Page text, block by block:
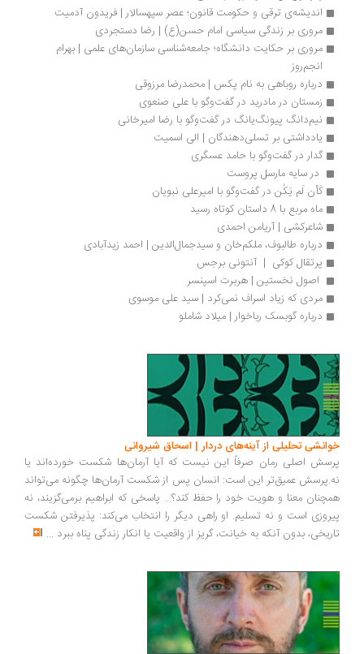
اندیشه‌ی ترقی و حکومت قانون؛ عصر سپهسالار | فریدون آدمیت
مروری بر زندگی سیاسی امام حسن(ع) | رضا دستجردی
مروری بر حکایت دانشگاه؛ جامعه‌شناسی سازمان‌های علمی | بهرام
درباره روباهی به نام پکس | محمدرضا مرزوقی
زمستان در مادرید در گفت‌وگو با علی صنعوی
نیم‌دانگ پیونگ‌یانگ در گفت‌وگو با رضا امیرخانی
یادداشتی بر تسلی‌دهندگان | الی اسمیت
گدار در گفت‌وگو با حامد عسگری
در سایه مارسل پروست
کَأن لَم یَکُن در گفت‌وگو با امیرعلی نبویان
ماه مربع با 8 داستان کوتاه رسید
شاعرکشی | آریامن احمدی
درباره طالبوف، ملکم‌خان و سیدجمال‌الدین | احمد زیدآبادی
پرتقال کوکی  |  آنتونی برجس
اصول نخستین | هربرت اسپنسر
مردی که زیاد اسراف نمی‌کرد | سید علی موسوی
درباره گوبسک رباخوار | میلاد شاملو
تحلیلی از آینه‌های دردار | اسحاق شیروانی
اصلی رمان صرفاً این نیست که آیا آرمان‌ها شکست خورده‌اند یا
عمیق‌تر این است: انسان پس از شکست آرمان‌ها چگونه می‌تواند
معنا و هویت خود را حفظ کند؟... پاسخی که ابراهیم برمی‌گزیند، نه
است و نه تسلیم. او راهی دیگر را انتخاب می‌کند: پذیرفتن شکست
بدون آنکه به خیانت، گریز از واقعیت یا انکار زندگی پناه ببرد...